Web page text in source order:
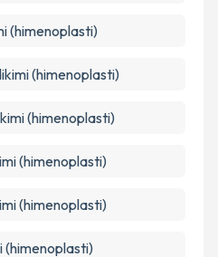
(himenoplasti)
(himenoplasti)
(himenoplasti)
(himenoplasti)
(himenoplasti)
(himenoplasti)